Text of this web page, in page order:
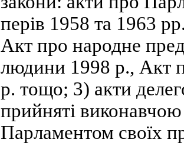
перів 1958 та 1963
Акт про народне
людини 1998 р., Акт
р. тощо; 3) акти
прийняті
Парламентом своїх